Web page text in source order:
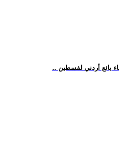
بائع أردني لفسطين